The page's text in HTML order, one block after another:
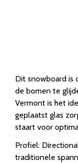
Dit snowboard is
de bomen te
Vermont is het
geplaatst glas
staart voor
Profiel:
traditionele